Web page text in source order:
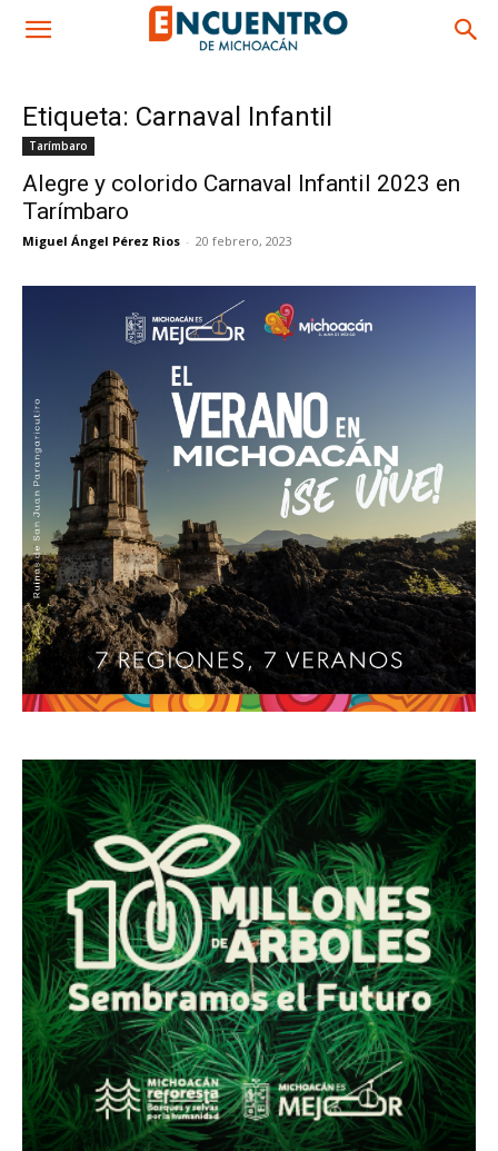
Etiqueta: Carnaval Infantil
Tarímbaro
Alegre y colorido Carnaval Infantil 2023 en
Tarímbaro
Miguel Ángel Pérez Rios - 20 febrero, 2023